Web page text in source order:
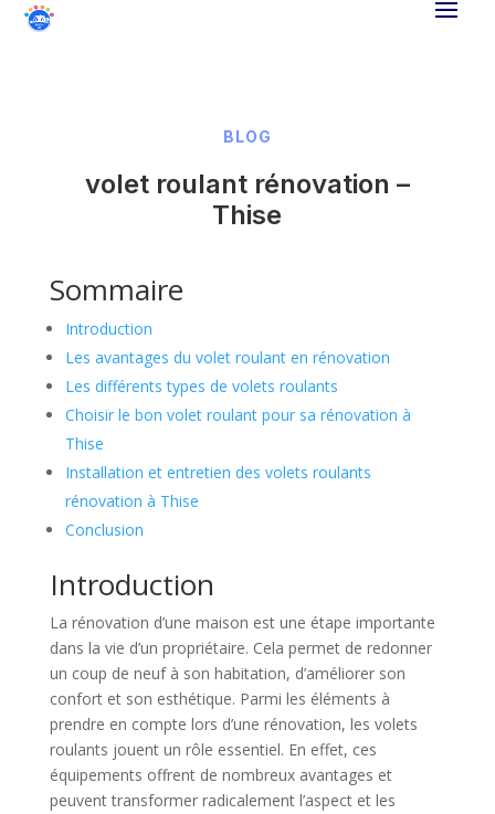
BLOG
volet roulant rénovation –
Thise
Sommaire
Introduction
Les avantages du volet roulant en rénovation
Les différents types de volets roulants
Choisir le bon volet roulant pour sa rénovation à
Thise
Installation et entretien des volets roulants
rénovation à Thise
Conclusion
Introduction
La rénovation d’une maison est une étape importante
dans la vie d’un propriétaire. Cela permet de redonner
un coup de neuf à son habitation, d’améliorer son
confort et son esthétique. Parmi les éléments à
prendre en compte lors d’une rénovation, les volets
roulants jouent un rôle essentiel. En effet, ces
équipements offrent de nombreux avantages et
peuvent transformer radicalement l’aspect et les